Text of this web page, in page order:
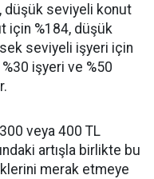
düşük seviyeli konut
için %184, düşük
seviyeli işyeri için
%30 işyeri ve %50
veya 400 TL
artışla birlikte bu
merak etmeye